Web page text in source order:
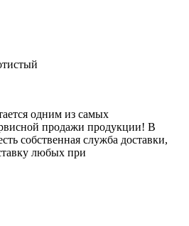
одним из самых
продажи продукции! В
собственная служба доставки,
любых при